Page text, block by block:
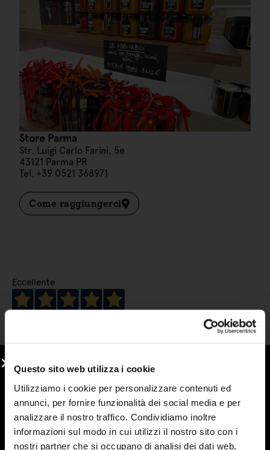
Questo sito web utilizza i cookie
Utilizziamo i cookie per personalizzare contenuti ed
annunci, per fornire funzionalità dei social media e per
analizzare il nostro traffico. Condividiamo inoltre
informazioni sul modo in cui utilizzi il nostro sito con i
nostri partner che si occupano di analisi dei dati web,
Store Parma
Str. Luigi Carlo Farini, 5e
43121 Parma PR
Tel. +39 0521 368971
Come raggiungerci
Eccellente
Le nostre recensioni a 4 e 5 stelle.
Clicca qui per leggerle tutte >
Precedente Successivo
2 Giorni Fa